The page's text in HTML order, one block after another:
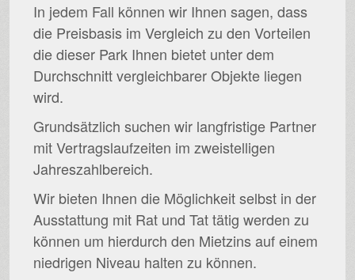
In jedem Fall können wir Ihnen sagen, dass
die Preisbasis im Vergleich zu den Vorteilen
die dieser Park Ihnen bietet unter dem
Durchschnitt vergleichbarer Objekte liegen
wird.
Grundsätzlich suchen wir langfristige Partner
mit Vertragslaufzeiten im zweistelligen
Jahreszahlbereich.
Wir bieten Ihnen die Möglichkeit selbst in der
Ausstattung mit Rat und Tat tätig werden zu
können um hierdurch den Mietzins auf einem
niedrigen Niveau halten zu können.